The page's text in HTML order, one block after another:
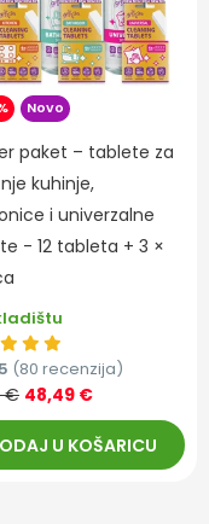
Novo
paket – tablete za
kuhinje,
i univerzalne
- 12 tableta + 3 ×
(80 recenzija)
€ 48,49 €
U KOŠARICU